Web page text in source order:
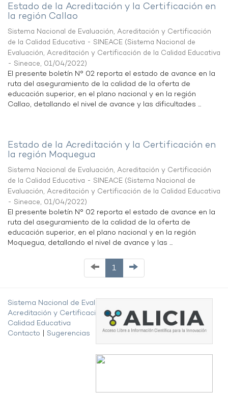
Estado de la Acreditación y la Certificación en
la región Callao
Sistema Nacional de Evaluación, Acreditación y Certificación
de la Calidad Educativa - SINEACE (Sistema Nacional de
Evaluación, Acreditación y Certificación de la Calidad Educativa
- Sineace, 01/04/2022)
El presente boletín N° 02 reporta el estado de avance en la
ruta del aseguramiento de la calidad de la oferta de
educación superior, en el plano nacional y en la región
Callao, detallando el nivel de avance y las dificultades ...
Estado de la Acreditación y la Certificación en
la región Moquegua
Sistema Nacional de Evaluación, Acreditación y Certificación
de la Calidad Educativa - SINEACE (Sistema Nacional de
Evaluación, Acreditación y Certificación de la Calidad Educativa
- Sineace, 01/04/2022)
El presente boletín N° 02 reporta el estado de avance en la
ruta del aseguramiento de la calidad de la oferta de
educación superior, en el plano nacional y en la región
Moquegua, detallando el nivel de avance y las ...
1
Sistema Nacional de Evaluación,
Acreditación y Certificación de la
Calidad Educativa
Contacto
Sugerencias